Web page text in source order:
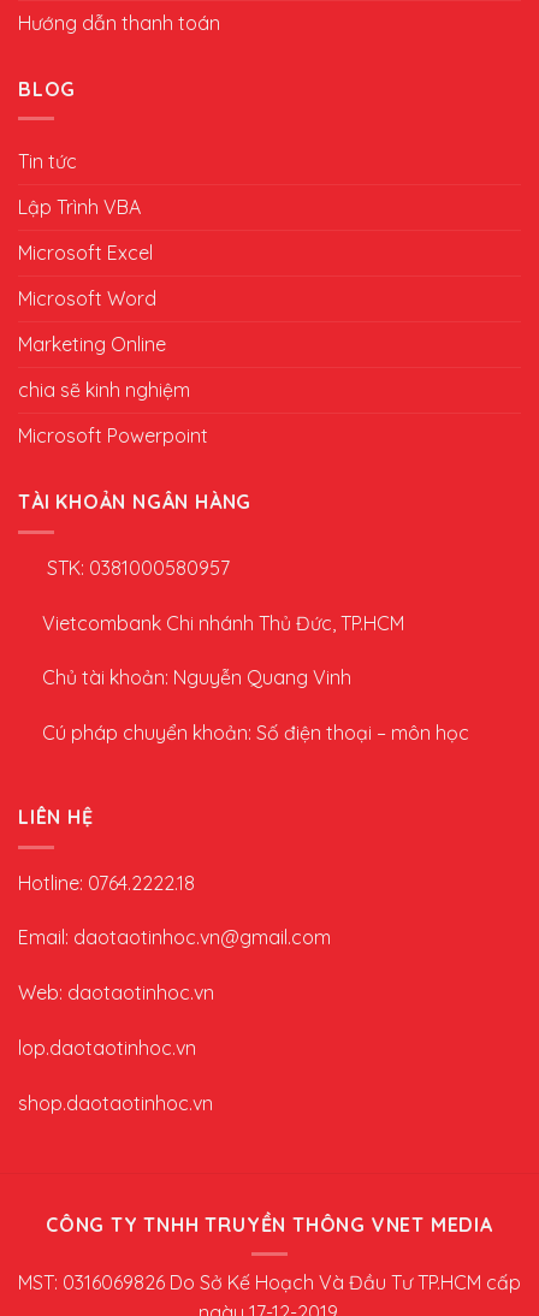
Hướng dẫn thanh toán
BLOG
Tin tức
Lập Trình VBA
Microsoft Excel
Microsoft Word
Marketing Online
chia sẽ kinh nghiệm
Microsoft Powerpoint
TÀI KHOẢN NGÂN HÀNG
STK: 0381000580957
Vietcombank Chi nhánh Thủ Đức, TP.HCM
Chủ tài khoản: Nguyễn Quang Vinh
Cú pháp chuyển khoản: Số điện thoại – môn học
LIÊN HỆ
Hotline: 0764.2222.18
Email: daotaotinhoc.vn@gmail.com
Web: daotaotinhoc.vn
lop.daotaotinhoc.vn
shop.daotaotinhoc.vn
CÔNG TY TNHH TRUYỀN THÔNG VNET MEDIA
MST: 0316069826 Do Sở Kế Hoạch Và Đầu Tư TP.HCM cấp